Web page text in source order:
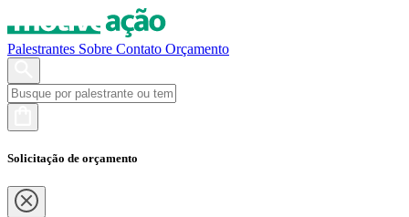
Palestrantes Sobre Contato Orçamento
Solicitação de orçamento